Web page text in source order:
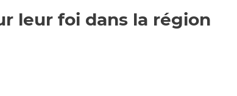
leur foi dans la région